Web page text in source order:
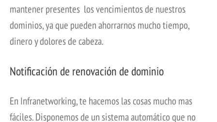
mantener presentes los vencimientos de nuestros
dominios, ya que pueden ahorrarnos mucho tiempo,
dinero y dolores de cabeza.
Notificación de renovación de dominio
En Infranetworking, te hacemos las cosas mucho mas
fáciles. Disponemos de un sistema automático que no